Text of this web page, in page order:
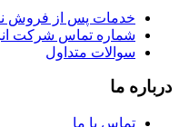
خدمات پس از فروش
شماره تماس شرکت
سوالات متداول
درباره ما
تماس با ما